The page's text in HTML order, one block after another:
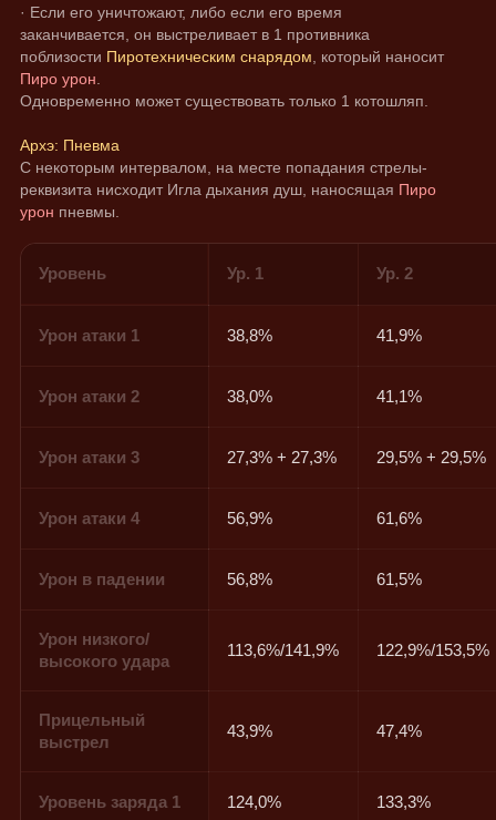
· Если его уничтожают, либо если его время
заканчивается, он выстреливает в 1 противника
поблизости Пиротехническим снарядом
, который наносит
Пиро урон
Одновременно может существовать только 1 котошляп.
Архэ: Пневма
С некоторым интервалом, на месте попадания стрелы-
реквизита нисходит Игла дыхания душ, наносящая Пиро
урон пневмы.
Уровень Ур. 1 Ур. 2
Урон атаки 1 38,8% 41,9%
Урон атаки 2 38,0% 41,1%
Урон атаки 3 27,3% + 27,3% 29,5% + 29,5%
Урон атаки 4 56,9% 61,6%
Урон в падении 56,8% 61,5%
Урон низкого/
высокого удара
113,6%/141,9% 122,9%/153,5%
Прицельный
выстрел
43,9% 47,4%
Уровень заряда 1 124,0% 133,3%